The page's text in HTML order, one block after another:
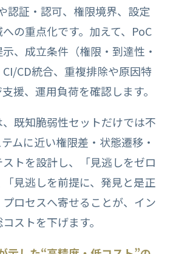
認証・認可、権限境界、設定
の重点化です。加えて、PoC
、成立条件（権限・到達性・
CD統合、重複排除や原因特
援、運用負荷を確認します。
既知脆弱性セットだけでは不
ムに近い権限差・状態遷移・
トを設計し、「見逃しをゼロ
見逃しを前提に、発見と是正
ロセスへ寄せることが、イン
ストを下げます。